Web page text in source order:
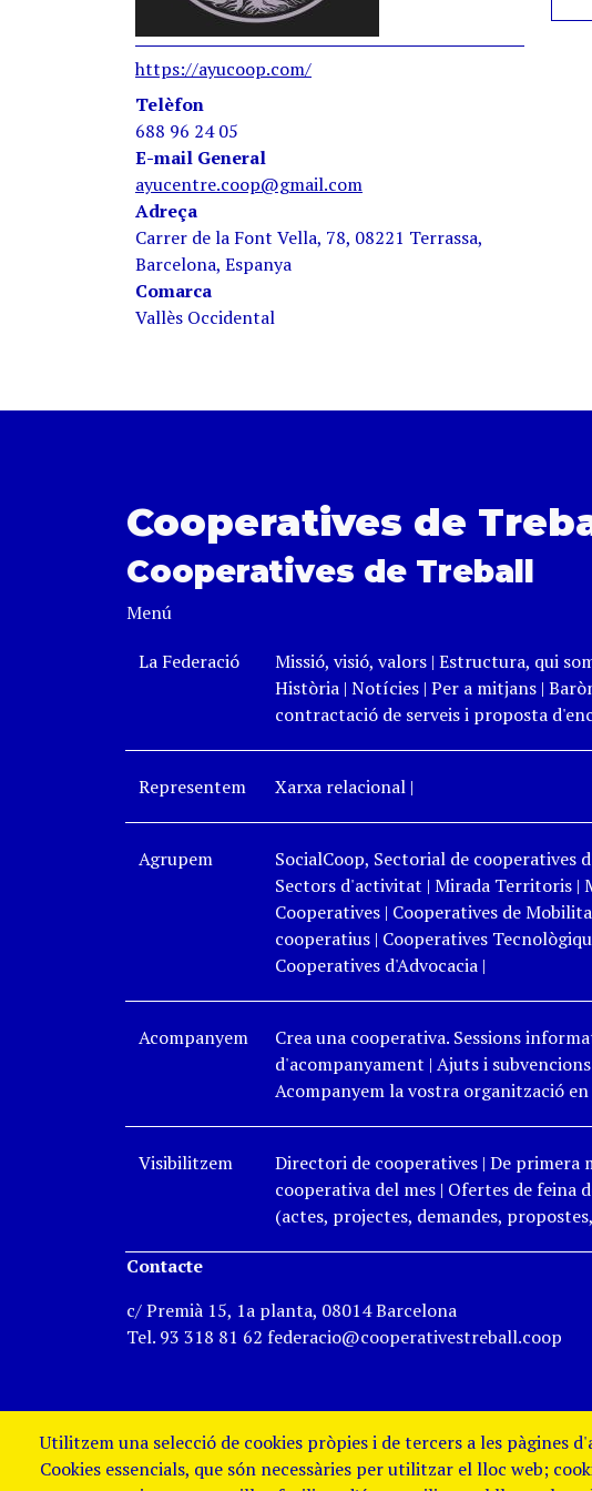
https://ayucoop.com/
Telèfon
688 96 24 05
E-mail General
ayucentre.coop@gmail.com
Adreça
Carrer de la Font Vella, 78, 08221 Terrassa,
Barcelona, Espanya
Comarca
Vallès Occidental
Cooperatives de
Cooperatives de Treball
Menú
La Federació
Missió, visió, valors| Estructura, qui
Història| Notícies | Per a mitjans|
contractació de serveis i proposta
Representem Xarxa relacional|
Agrupem SocialCoop, Sectorial de cooperatives
Sectors d'activitat | Mirada Territoris|
Cooperatives| Cooperatives de
cooperatius| Cooperatives
Cooperatives d'Advocacia|
Acompanyem Crea una cooperativa. Sessions
d'acompanyament | Ajuts i subvencions
Acompanyem la vostra organització
Visibilitzem Directori de cooperatives| De primera
cooperativa del mes| Ofertes de feina
(actes, projectes, demandes,
Contacte
c/ Premià 15, 1a planta, 08014 Barcelona
Tel. 93 318 81 62 federacio@cooperativestreball.coop
Utilitzem una selecció de cookies pròpies i de tercers a les pàgines
Cookies essencials, que són necessàries per utilitzar el lloc web;